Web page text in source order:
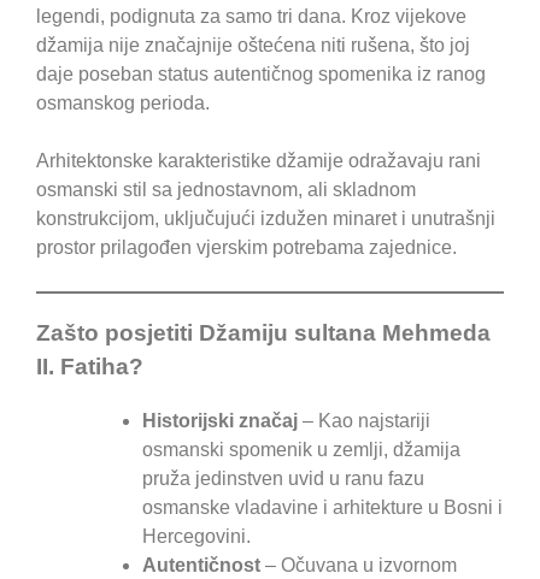
legendi, podignuta za samo tri dana. Kroz vijekove
džamija nije značajnije oštećena niti rušena, što joj
daje poseban status autentičnog spomenika iz ranog
osmanskog perioda.
Arhitektonske karakteristike džamije odražavaju rani
osmanski stil sa jednostavnom, ali skladnom
konstrukcijom, uključujući izdužen minaret i unutrašnji
prostor prilagođen vjerskim potrebama zajednice.
Zašto posjetiti Džamiju sultana Mehmeda
II. Fatiha?
Historijski značaj – Kao najstariji
osmanski spomenik u zemlji, džamija
pruža jedinstven uvid u ranu fazu
osmanske vladavine i arhitekture u Bosni i
Hercegovini.
Autentičnost – Očuvana u izvornom